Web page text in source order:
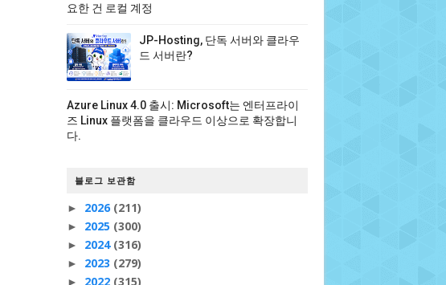
요한 건 로컬 계정
JP-Hosting, 단독 서버와 클라우
드 서버란?
Azure Linux 4.0 출시: Microsoft는 엔터프라이
즈 Linux 플랫폼을 클라우드 이상으로 확장합니
다.
블로그 보관함
► 2026 (211)
► 2025 (300)
► 2024 (316)
► 2023 (279)
► 2022 (315)